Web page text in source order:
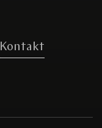
Kontakt